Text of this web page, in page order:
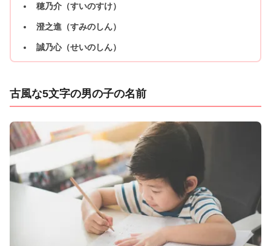
穂乃介（すいのすけ）
澄之進（すみのしん）
誠乃心（せいのしん）
古風な5文字の男の子の名前